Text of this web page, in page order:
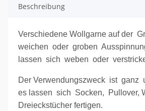
Beschreibung
Verschiedene Wollgarne auf der
weichen oder groben
lassen sich weben oder
Der Verwendungszweck ist ganz
es lassen sich Socken, Pullover,
Dreieckstücher fertigen.